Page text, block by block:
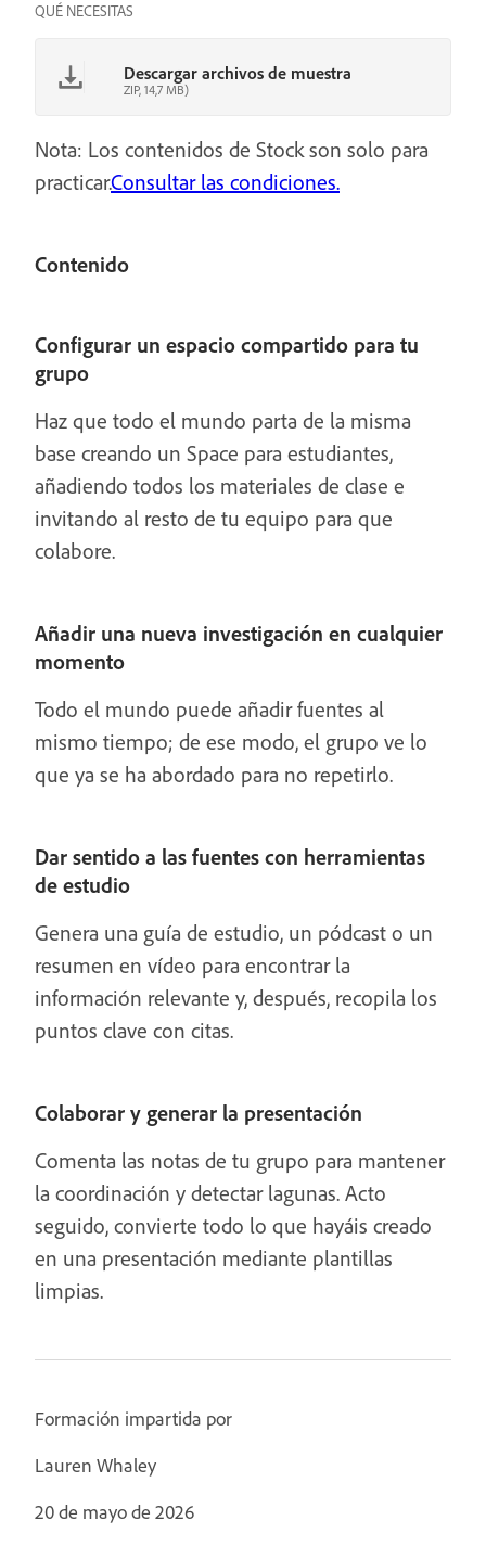
QUÉ NECESITAS
Descargar archivos de muestra
ZIP, 14,7 MB)
Nota: Los contenidos de Stock son solo para
practicar.Consultar las condiciones.
Contenido
Configurar un espacio compartido para tu
grupo
Haz que todo el mundo parta de la misma
base creando un Space para estudiantes,
añadiendo todos los materiales de clase e
invitando al resto de tu equipo para que
colabore.
Añadir una nueva investigación en cualquier
momento
Todo el mundo puede añadir fuentes al
mismo tiempo; de ese modo, el grupo ve lo
que ya se ha abordado para no repetirlo.
Dar sentido a las fuentes con herramientas
de estudio
Genera una guía de estudio, un pódcast o un
resumen en vídeo para encontrar la
información relevante y, después, recopila los
puntos clave con citas.
Colaborar y generar la presentación
Comenta las notas de tu grupo para mantener
la coordinación y detectar lagunas. Acto
seguido, convierte todo lo que hayáis creado
en una presentación mediante plantillas
limpias.
Formación impartida por
Lauren Whaley
20 de mayo de 2026